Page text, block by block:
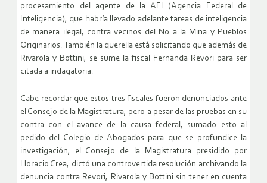
procesamiento del agente de la AFI (Agencia Federal de
Inteligencia), que habría llevado adelante tareas de inteligencia
de manera ilegal, contra vecinos del No a la Mina y Pueblos
Originarios. También la querella está solicitando que además de
Rivarola y Bottini, se sume la fiscal Fernanda Revori para ser
citada a indagatoria.
Cabe recordar que estos tres fiscales fueron denunciados ante
el Consejo de la Magistratura, pero a pesar de las pruebas en su
contra con el avance de la causa federal, sumado esto al
pedido del Colegio de Abogados para que se profundice la
investigación, el Consejo de la Magistratura presidido por
Horacio Crea, dictó una controvertida resolución archivando la
denuncia contra Revori, Rivarola y Bottini sin tener en cuenta